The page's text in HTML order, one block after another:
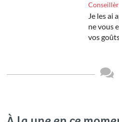
Je les ai
ne vous
vos